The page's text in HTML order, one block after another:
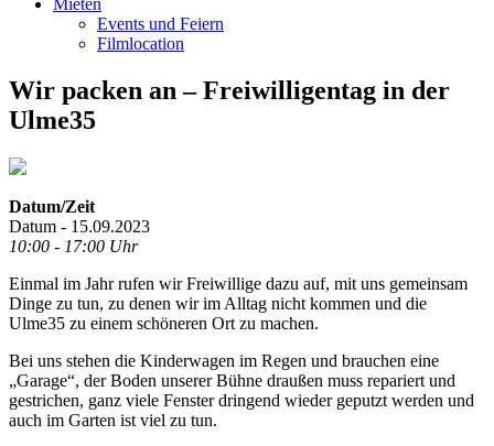
Events und Feiern
Filmlocation
Wir packen an – Freiwilligentag in der
Ulme35
Datum/Zeit
Datum - 15.09.2023
10:00 - 17:00 Uhr
Einmal im Jahr rufen wir Freiwillige dazu auf, mit uns gemeinsam
Dinge zu tun, zu denen wir im Alltag nicht kommen und die
Ulme35 zu einem schöneren Ort zu machen.
Bei uns stehen die Kinderwagen im Regen und brauchen eine
„Garage“, der Boden unserer Bühne draußen muss repariert und
gestrichen, ganz viele Fenster dringend wieder geputzt werden und
auch im Garten ist viel zu tun.